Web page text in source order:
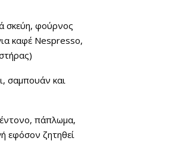
σκεύη, φούρνος
καφέ Nespresso,
σαμπουάν και
πάπλωμα,
εφόσον ζητηθεί